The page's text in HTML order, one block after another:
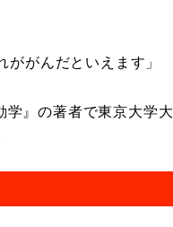
ががんだといえます」
』の著者で東京大学大